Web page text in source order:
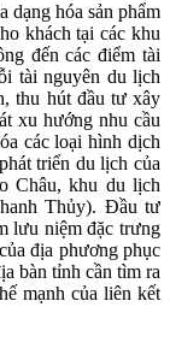
dạng hóa sản phẩm
khách tại các khu
đến các điểm tài
tài nguyên du lịch
thu hút đầu tư xây
xu hướng nhu cầu
các loại hình dịch
triển du lịch của
Châu, khu du lịch
Thủy). Đầu tư
lưu niệm đặc trưng
địa phương phục
bàn tỉnh cần tìm ra
mạnh của liên kết